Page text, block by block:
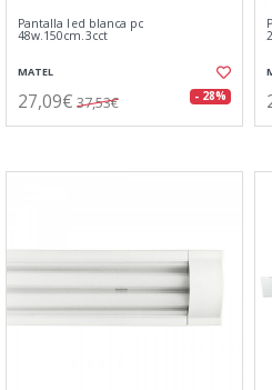
Pantalla led blanca pc
48w.150cm.3cct
MATEL
27,09€ 37,53€ - 28%